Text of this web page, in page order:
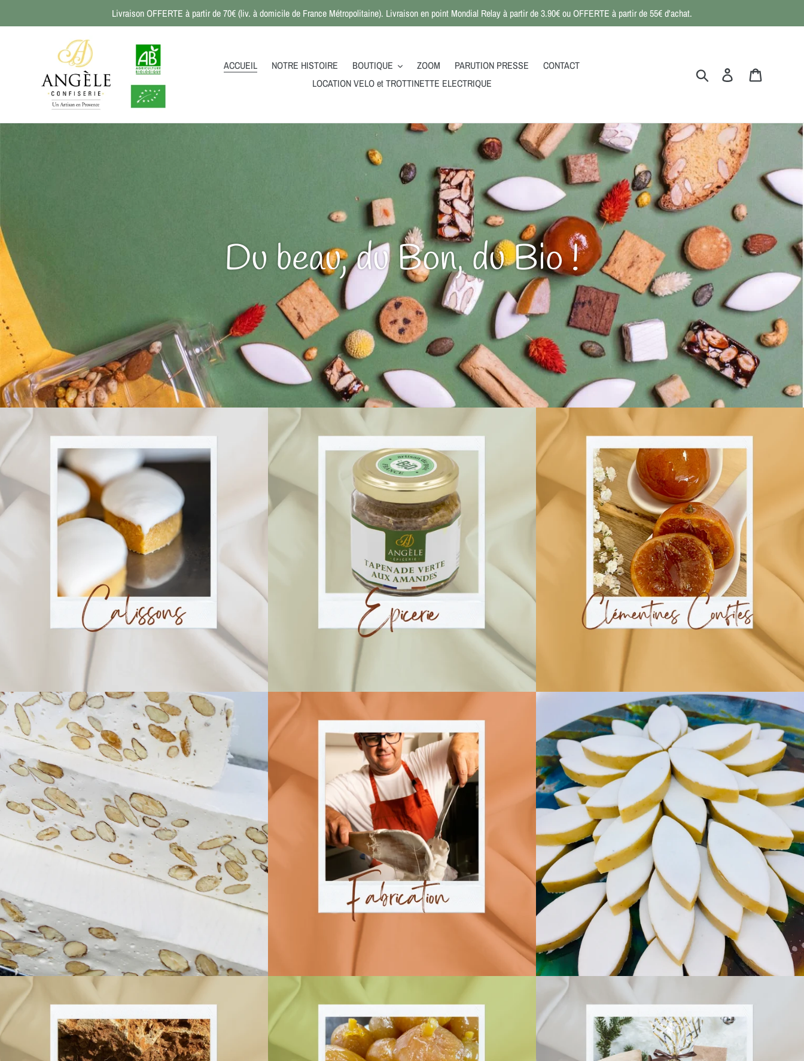
Livraison OFFERTE à partir de 70€ (liv. à domicile de France Métropolitaine). Livraison en point Mondial Relay à partir de 3.90€ ou OFFERTE à partir de 55€ d'achat.
ACCUEIL NOTRE HISTOIRE BOUTIQUE ZOOM PARUTION PRESSE
CONTACT
LOCATION VELO et TROTTINETTE ELECTRIQUE
RechercherSe connecter
Du beau, du Bon, du Bio !